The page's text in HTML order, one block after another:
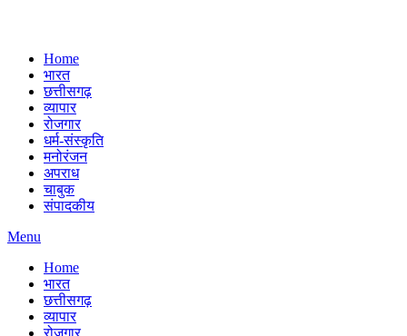
Home
भारत
छत्तीसगढ़
व्यापार
रोजगार
धर्म-संस्कृति
मनोरंजन
अपराध
चाबुक
संपादकीय
Menu
Home
भारत
छत्तीसगढ़
व्यापार